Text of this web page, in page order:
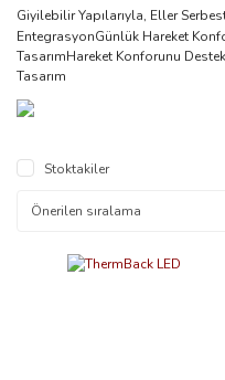
Giyilebilir Yapılarıyla, Eller
EntegrasyonGünlük Hareket
TasarımHareket Konforunu
Tasarım
Stoktakiler